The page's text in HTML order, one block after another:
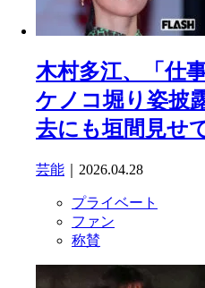
木村多江、「仕
ケノコ堀り姿披
去にも垣間見せ
芸能 ｜2026.04.28
プライベート
ファン
称賛